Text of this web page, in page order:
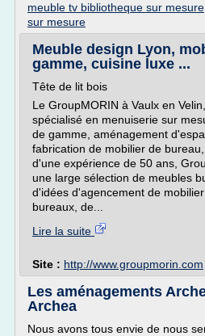
meuble tv bibliotheque sur mesure
sur mesure
Meuble design Lyon,
gamme, cuisine luxe ...
Tête de lit bois
Le GroupMORIN à Vaulx en
spécialisé en menuiserie sur
de gamme, aménagement
fabrication de mobilier de
d'une expérience de 50 ans,
une large sélection de meubles
d'idées d'agencement de
bureaux, de...
Lire la suite
Site : http://www.groupmorin.com
Les aménagements
Archea
Nous avons tous envie de nous